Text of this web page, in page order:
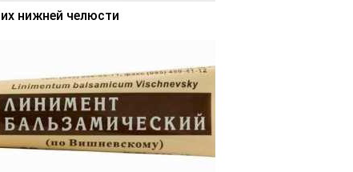
нижней челюсти